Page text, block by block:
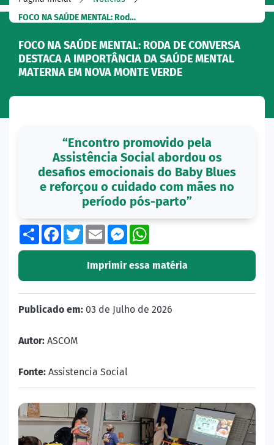
FOCO NA SAÚDE MENTAL: Rod…
FOCO NA SAÚDE MENTAL: RODA DE CONVERSA
DESTACA A IMPORTÂNCIA DA SAÚDE MENTAL
MATERNA EM NOVA MONTE VERDE
“Encontro promovido pela
Assistência Social abordou os
desafios emocionais do Baby Blues
e reforçou o cuidado com mães no
período pós-parto”
ShareFacebook
TwitterEmailMessenger
Imprimir essa matéria
Publicado em: 03 de Julho de 2026
Autor: ASCOM
Fonte: Assistencia Social